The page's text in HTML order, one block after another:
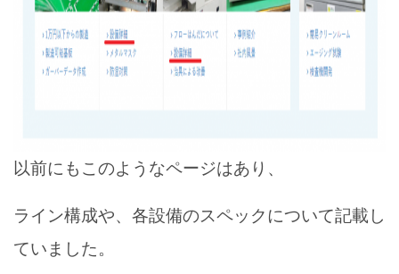
以前にもこのようなページはあり、
ライン構成や、各設備のスペックについて記載し
ていました。